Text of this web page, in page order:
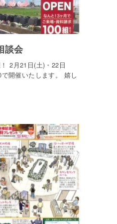
談会
2月21日(土)・22日
開催いたします。 嬉し